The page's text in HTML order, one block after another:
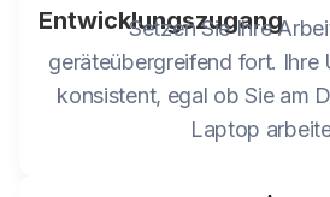
Entwicklungszugang
Setzen Sie Ihre
geräteübergreifend fort. Ihre
konsistent, egal ob Sie am
Laptop